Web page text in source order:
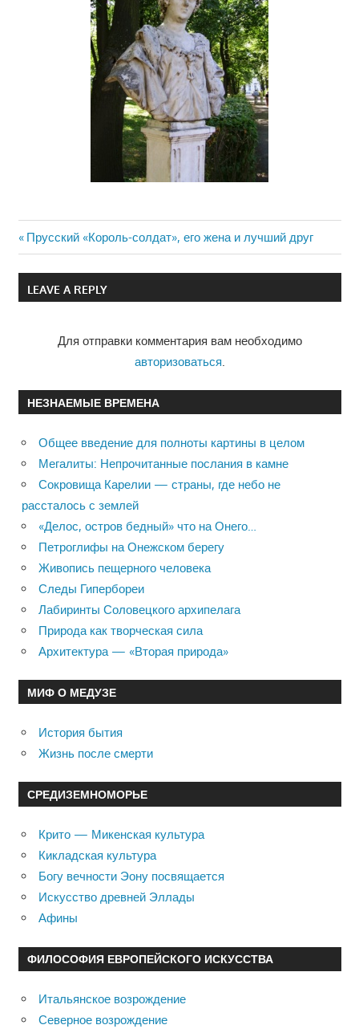
Навигация
по
Previous
Post:
Прусский «Король-солдат», его жена и лучший друг
LEAVE A REPLY
Для отправки комментария вам необходимо
авторизоваться
НЕЗНАЕМЫЕ ВРЕМЕНА
Общее введение для полноты картины в целом
Мегалиты: Непрочитанные послания в камне
Сокровища Карелии — страны, где небо не
рассталось с землей
«Делос, остров бедный» что на Онего…
Петроглифы на Онежском берегу
Живопись пещерного человека
Следы Гипербореи
Лабиринты Соловецкого архипелага
Природа как творческая сила
Архитектура — «Вторая природа»
МИФ О МЕДУЗЕ
История бытия
Жизнь после смерти
СРЕДИЗЕМНОМОРЬЕ
Крито — Микенская культура
Кикладская культура
Богу вечности Эону посвящается
Искусство древней Эллады
Афины
ФИЛОСОФИЯ ЕВРОПЕЙСКОГО ИСКУССТВА
Итальянское возрождение
Северное возрождение